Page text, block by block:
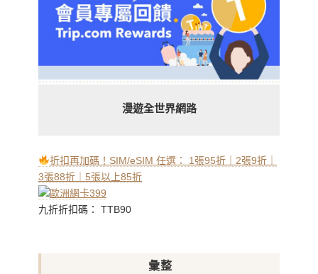
漫遊全世界網路
折扣再加碼！SIM/eSIM 任選： 1張95折｜2張9折｜
3張88折｜5張以上85折
九折折扣碼： TTB90
彙整